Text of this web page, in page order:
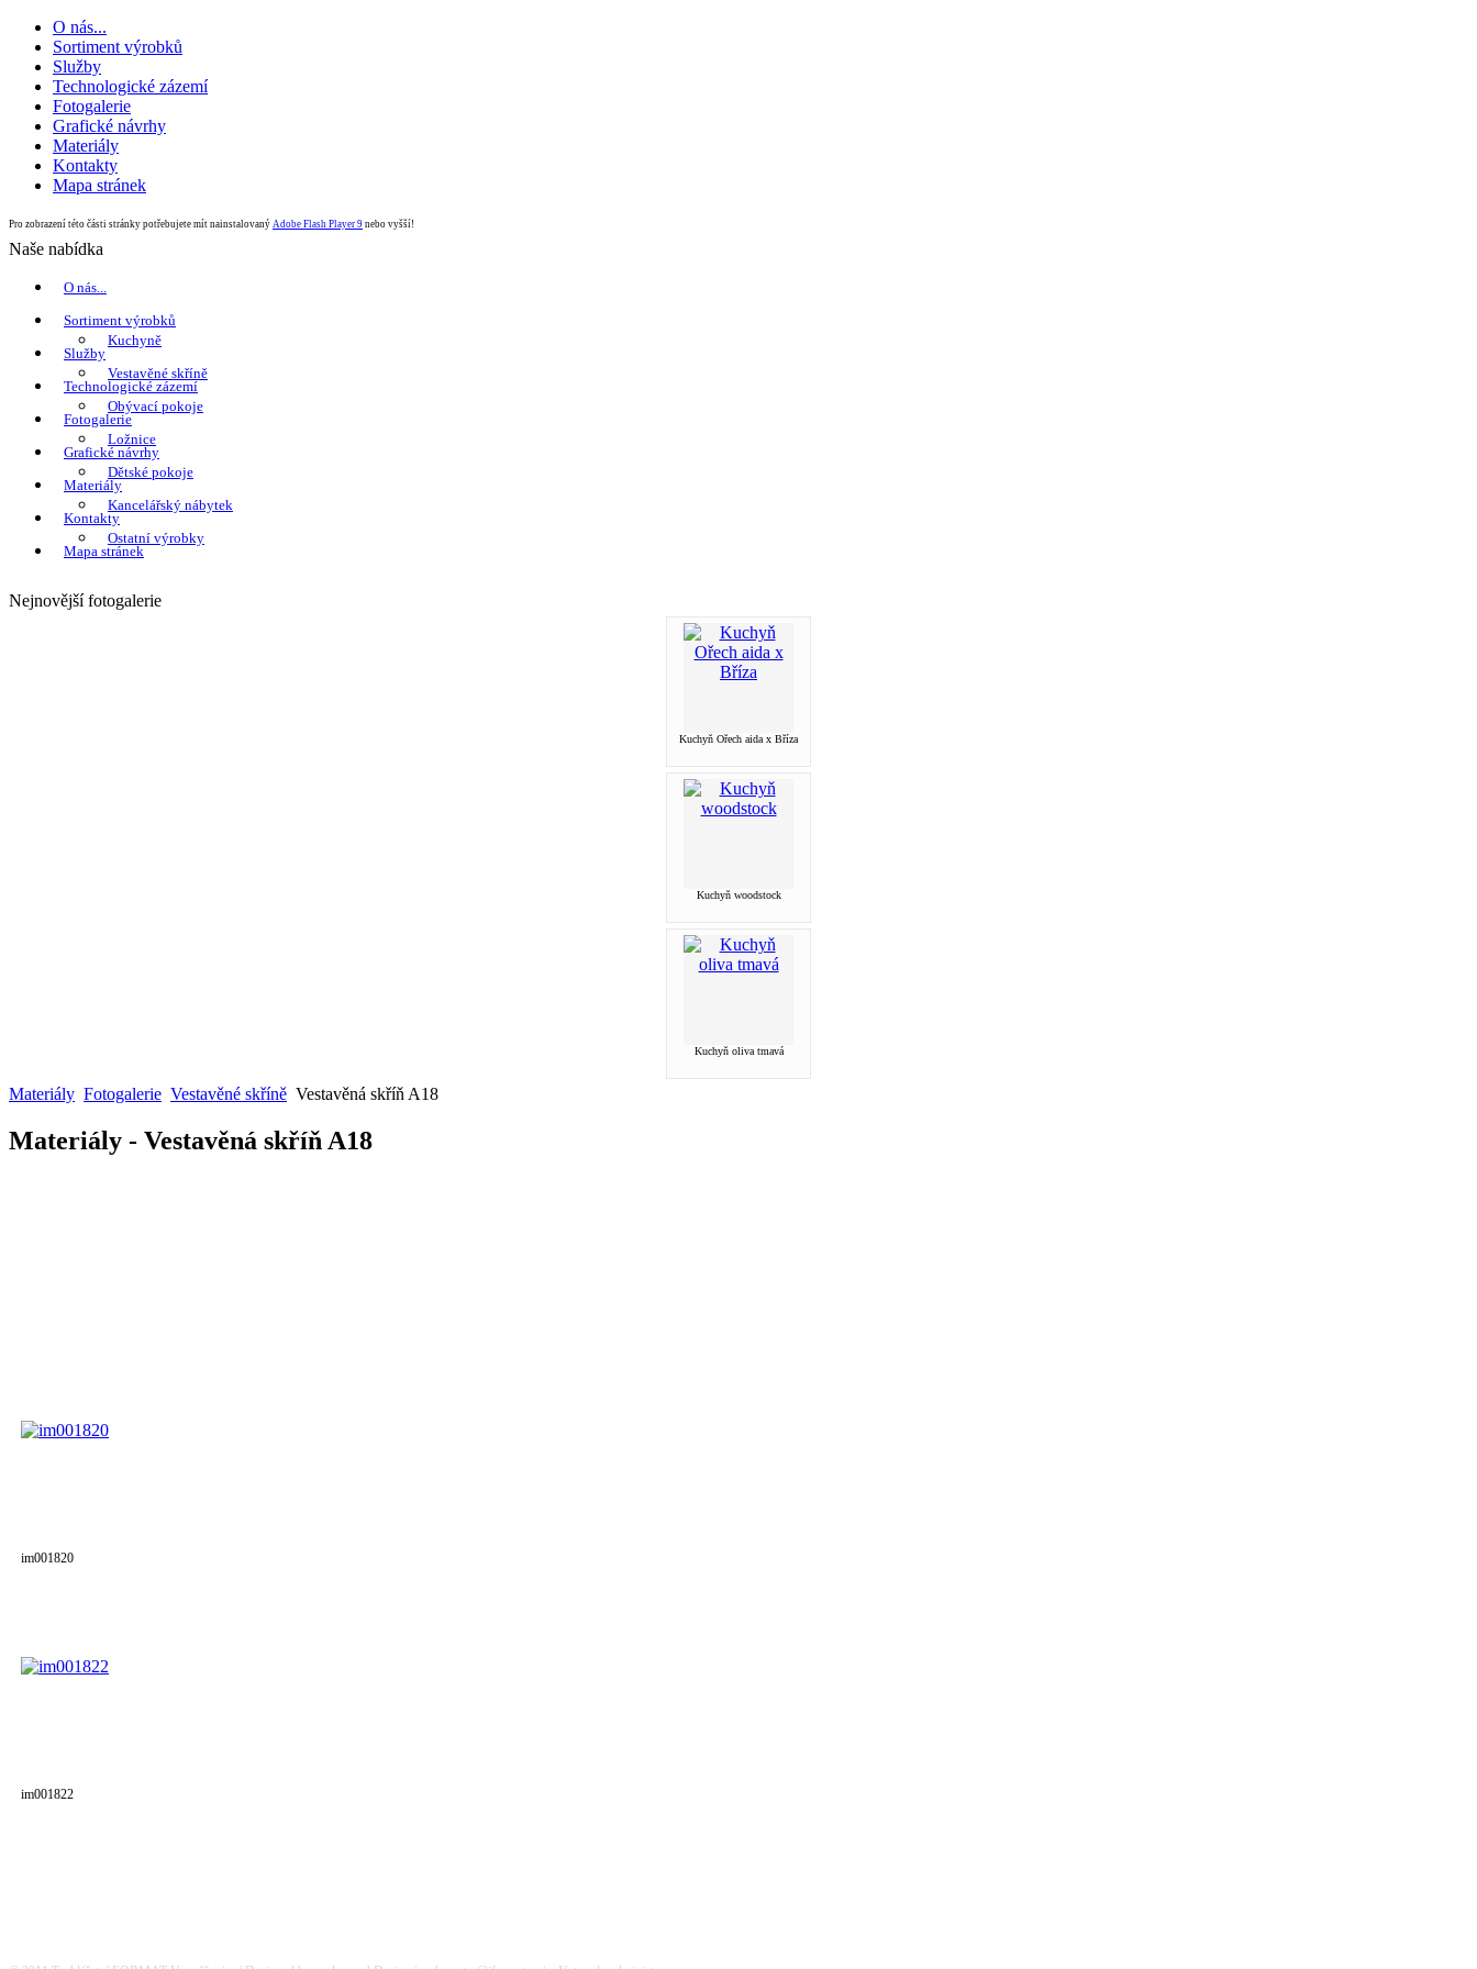
O nás...
Sortiment výrobků
Služby
Technologické zázemí
Fotogalerie
Grafické návrhy
Materiály
Kontakty
Mapa stránek
Pro zobrazení této části stránky potřebujete mít nainstalovaný Adobe Flash Player 9 nebo vyšší!
Naše nabídka
O nás...
Sortiment výrobků
Kuchyně
Vestavěné skříně
Obývací pokoje
Ložnice
Dětské pokoje
Kancelářský nábytek
Ostatní výrobky
Služby
Technologické zázemí
Fotogalerie
Grafické návrhy
Materiály
Kontakty
Mapa stránek
Nejnovější fotogalerie
Kuchyň Ořech aida x Bříza
Kuchyň woodstock
Kuchyň oliva tmavá
Materiály Fotogalerie Vestavěné skříně Vestavěná skříň A18
Materiály - Vestavěná skříň A18
im001820
im001822